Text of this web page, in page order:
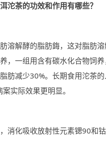
沱茶的功效和作用有哪些？
溶解酵的脂肪鋂，这对脂肪
，一组用含有碳水化合物饲
肪减少30%。长期食用沱茶
实际效果更明显。
消化吸收放射性元素锶90和钴